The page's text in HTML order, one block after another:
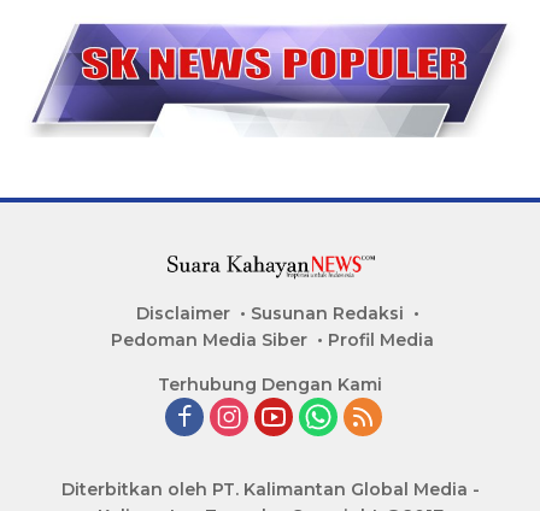
Disclaimer
Susunan Redaksi
Pedoman Media Siber
Profil Media
Terhubung Dengan Kami
Diterbitkan oleh PT. Kalimantan Global Media -